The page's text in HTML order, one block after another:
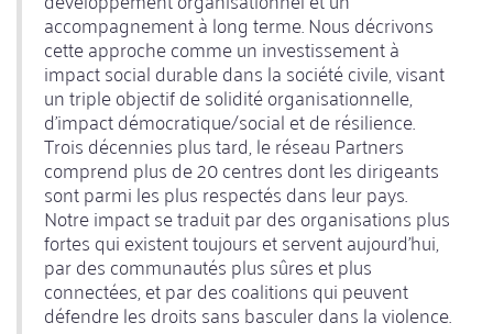
accompagnement à long terme. Nous décrivons
cette approche comme un investissement à
impact social durable dans la société civile, visant
un triple objectif de solidité organisationnelle,
d'impact démocratique/social et de résilience.
Trois décennies plus tard, le réseau Partners
comprend plus de 20 centres dont les dirigeants
sont parmi les plus respectés dans leur pays.
Notre impact se traduit par des organisations plus
fortes qui existent toujours et servent aujourd'hui,
par des communautés plus sûres et plus
connectées, et par des coalitions qui peuvent
défendre les droits sans basculer dans la violence.